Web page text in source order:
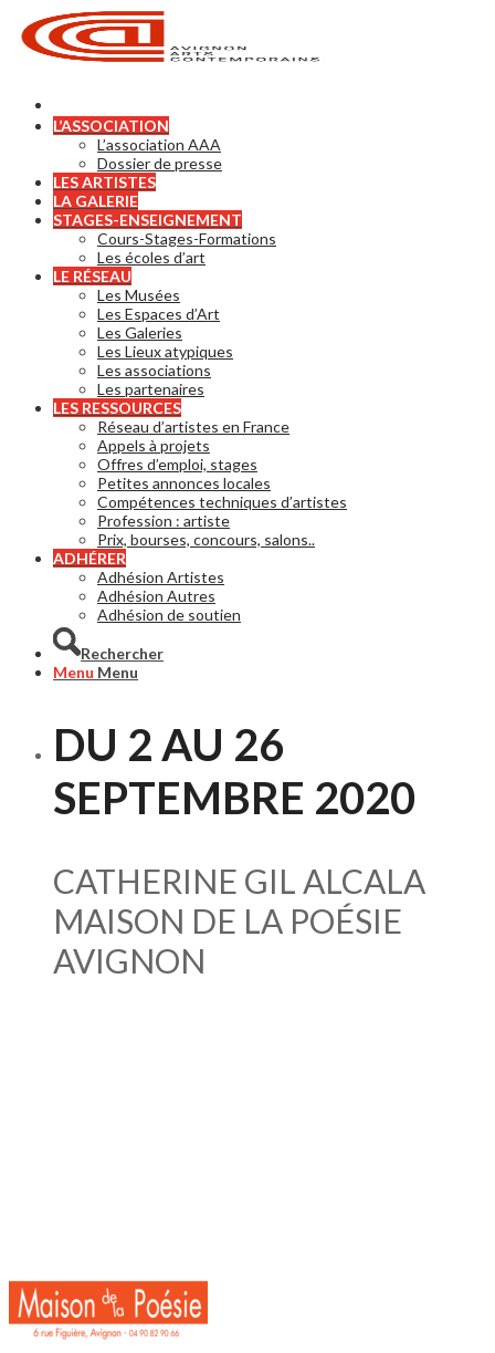
L’ASSOCIATION
L’association AAA
Dossier de presse
LES ARTISTES
LA GALERIE
STAGES-ENSEIGNEMENT
Cours-Stages-Formations
Les écoles d’art
LE RÉSEAU
Les Musées
Les Espaces d’Art
Les Galeries
Les Lieux atypiques
Les associations
Les partenaires
LES RESSOURCES
Réseau d’artistes en France
Appels à projets
Offres d’emploi, stages
Petites annonces locales
Compétences techniques d’artistes
Profession : artiste
Prix, bourses, concours, salons..
ADHÉRER
Adhésion Artistes
Adhésion Autres
Adhésion de soutien
Rechercher
Menu Menu
DU 2 AU 26
SEPTEMBRE 2020
CATHERINE GIL ALCALA
MAISON DE LA POÉSIE
AVIGNON